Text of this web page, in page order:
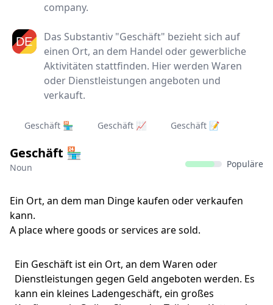
company.
Das Substantiv "Geschäft" bezieht sich auf
einen Ort, an dem Handel oder gewerbliche
Aktivitäten stattfinden. Hier werden Waren
oder Dienstleistungen angeboten und
verkauft.
Geschäft 🏪 Geschäft 📈 Geschäft 📝
Geschäft 🏪
Noun Populäre
Ein Ort, an dem man Dinge kaufen oder verkaufen
kann.
A place where goods or services are sold.
Ein Geschäft ist ein Ort, an dem Waren oder
Dienstleistungen gegen Geld angeboten werden. Es
kann ein kleines Ladengeschäft, ein großes